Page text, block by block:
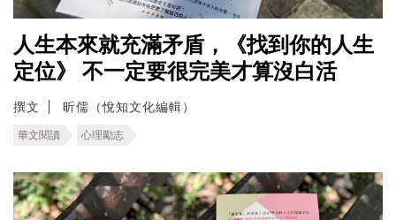
人生本來就充滿矛盾，《找到你的人生
定位》 不一定要很完美才算沒白活
撰文 昕儒（悅知文化編輯）
華文閱讀 心理勵志